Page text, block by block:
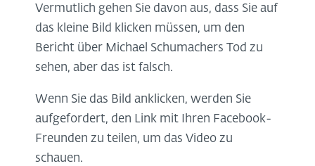
Vermutlich gehen Sie davon aus, dass Sie auf
das kleine Bild klicken müssen, um den
Bericht über Michael Schumachers Tod zu
sehen, aber das ist falsch.
Wenn Sie das Bild anklicken, werden Sie
aufgefordert, den Link mit Ihren Facebook-
Freunden zu teilen, um das Video zu
schauen.